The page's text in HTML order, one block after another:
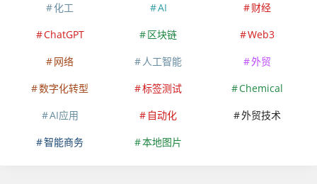
化工 AI
财经
ChatGPT
区块链
Web3
网络
人工智能
外贸
数字化转型
标签测试
Chemical
AI应用
自动化
外贸技术
智能商务
本地图片